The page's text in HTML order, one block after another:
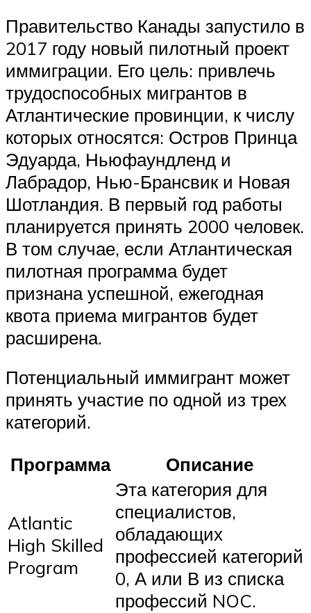
Правительство Канады запустило в
2017 году новый пилотный проект
иммиграции. Его цель: привлечь
трудоспособных мигрантов в
Атлантические провинции, к числу
которых относятся: Остров Принца
Эдуарда, Ньюфаундленд и
Лабрадор, Нью-Брансвик и Новая
Шотландия. В первый год работы
планируется принять 2000 человек.
В том случае, если Атлантическая
пилотная программа будет
признана успешной, ежегодная
квота приема мигрантов будет
расширена.
Потенциальный иммигрант может
принять участие по одной из трех
категорий.
Программа
Описание
Atlantic
High Skilled
Program
Эта категория для
специалистов,
обладающих
профессией категорий
0, А или В из списка
профессий NOC.